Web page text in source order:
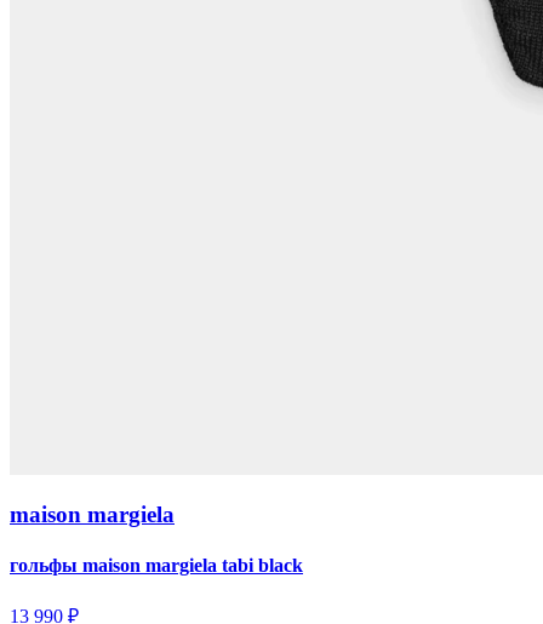
maison margiela
гольфы maison margiela tabi black
13 990 ₽